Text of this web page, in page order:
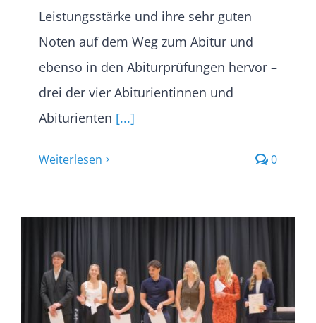
Leistungsstärke und ihre sehr guten
Noten auf dem Weg zum Abitur und
ebenso in den Abiturprüfungen hervor –
drei der vier Abiturientinnen und
Abiturienten [...]
Weiterlesen 0